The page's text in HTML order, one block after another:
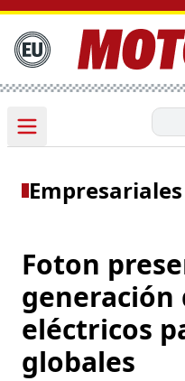
Empresariales
Foton
generación
eléctricos
globales